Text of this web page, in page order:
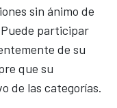
sin ánimo de
participar
de su
que su
de las categorías.